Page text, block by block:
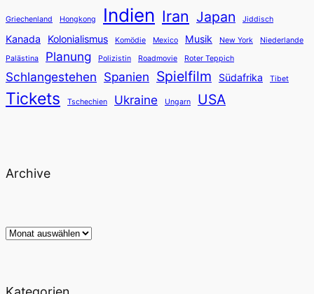
Griechenland Hongkong Indien Iran Japan Jiddisch
Kanada Kolonialismus Komödie Mexico Musik New York
Niederlande
Palästina
Planung Polizistin Roadmovie Roter Teppich
Schlangestehen Spanien Spielfilm Südafrika Tibet
Tickets Tschechien Ukraine Ungarn USA
Archive
Archiv